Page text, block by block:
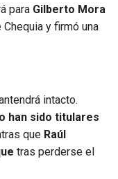
para Gilberto Mora
y firmó una
intacto.
han sido titulares
que Raúl
tras perderse el